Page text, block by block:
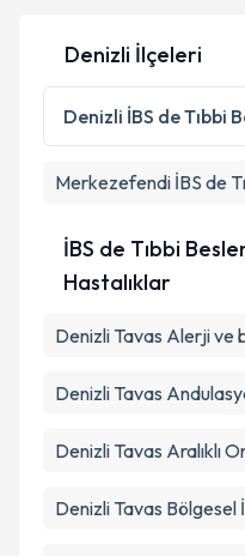
Kişisel
Metni
'ni
kapsamda
Denizli İlçeleri
Denizli İBS de Tıbbi
Merkezefendi İBS de
İBS de Tıbbi
Hastalıklar
Denizli Tavas Alerji ve
Denizli Tavas
Denizli Tavas Aralıklı
Denizli Tavas Bölgesel